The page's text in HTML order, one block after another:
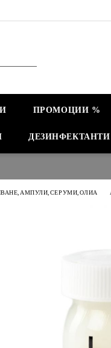
ПРОМОЦИИ %
ДЕЗИНФЕКТАНТИ